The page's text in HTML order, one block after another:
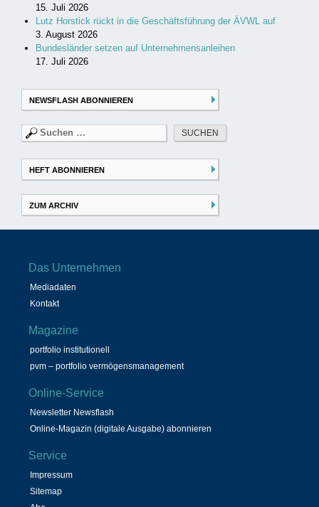
15. Juli 2026
Lutz Horstick rückt in die Geschäftsführung der ÄVWL auf
3. August 2026
Bundesländer setzen auf Unternehmensanleihen
17. Juli 2026
NEWSFLASH ABONNIEREN
Suchen
nach:
HEFT ABONNIEREN
ZUM ARCHIV
Das Unternehmen
Mediadaten
Kontakt
Magazine
portfolio institutionell
pvm – portfolio vermögensmanagement
Online-Service
Newsletter Newsflash
Online-Magazin (digitale Ausgabe) abonnieren
Service
Impressum
Sitemap